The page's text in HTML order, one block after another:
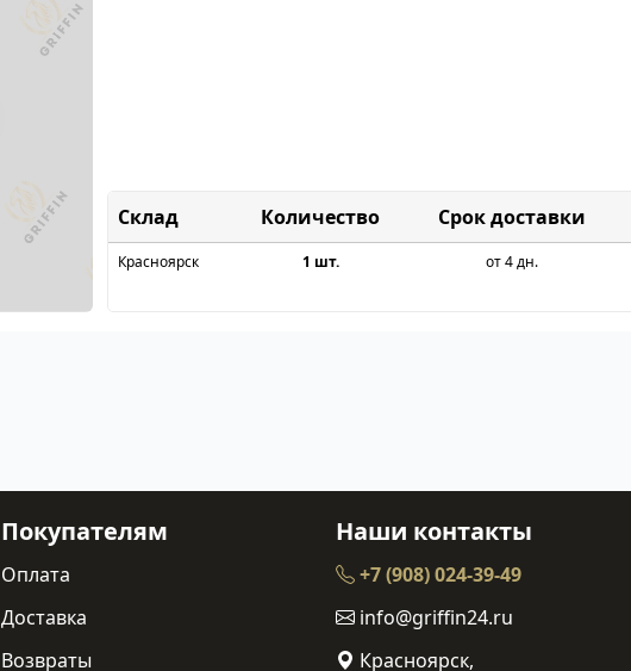
Склад Срок доставки
Красноярск 1 шт. от 4 дн.
Покупателям
Оплата
Доставка
Возвраты
Наши контакты
+7 (908) 024-39-49
info@griffin24.ru
Красноярск,